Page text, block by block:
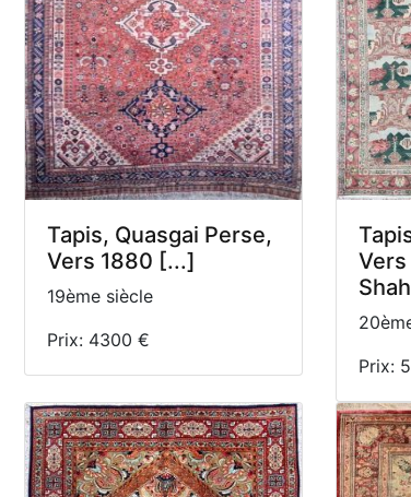
Tapis, Quasgai Perse,
Vers 1880 [...]
19ème siècle
Prix: 4300 €
Vers
Prix: